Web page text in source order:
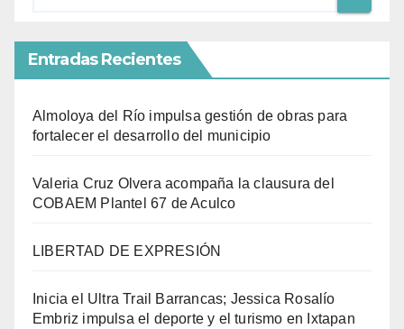
Entradas Recientes
Almoloya del Río impulsa gestión de obras para
fortalecer el desarrollo del municipio
Valeria Cruz Olvera acompaña la clausura del
COBAEM Plantel 67 de Aculco
LIBERTAD DE EXPRESIÓN
Inicia el Ultra Trail Barrancas; Jessica Rosalío
Embriz impulsa el deporte y el turismo en Ixtapan